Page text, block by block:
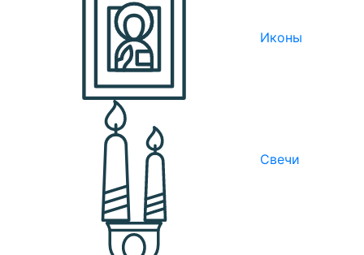
Иконы
Свечи